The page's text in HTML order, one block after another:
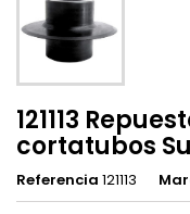
121113
cortatubos
Referencia 121113